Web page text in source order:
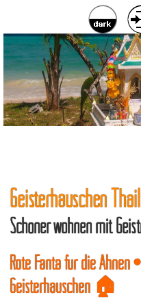
Geisterhäuschen
Schöner wohnen mit
Rote Fanta für die Ahnen
Geisterhäuschen 🏠